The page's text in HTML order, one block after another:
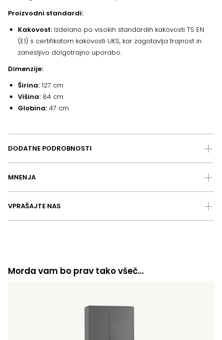
Proizvodni standardi:
Kakovost: Izdelano po visokih standardih kakovosti TS EN
(E1) s certifikatom kakovosti UKS, kar zagotavlja trajnost in
zanesljivo dolgotrajno uporabo.
Dimenzije:
Širina: 127 cm
Višina: 84 cm
Globina: 47 cm
DODATNE PODROBNOSTI
MNENJA
VPRAŠAJTE NAS
Morda vam bo prav tako všeč…